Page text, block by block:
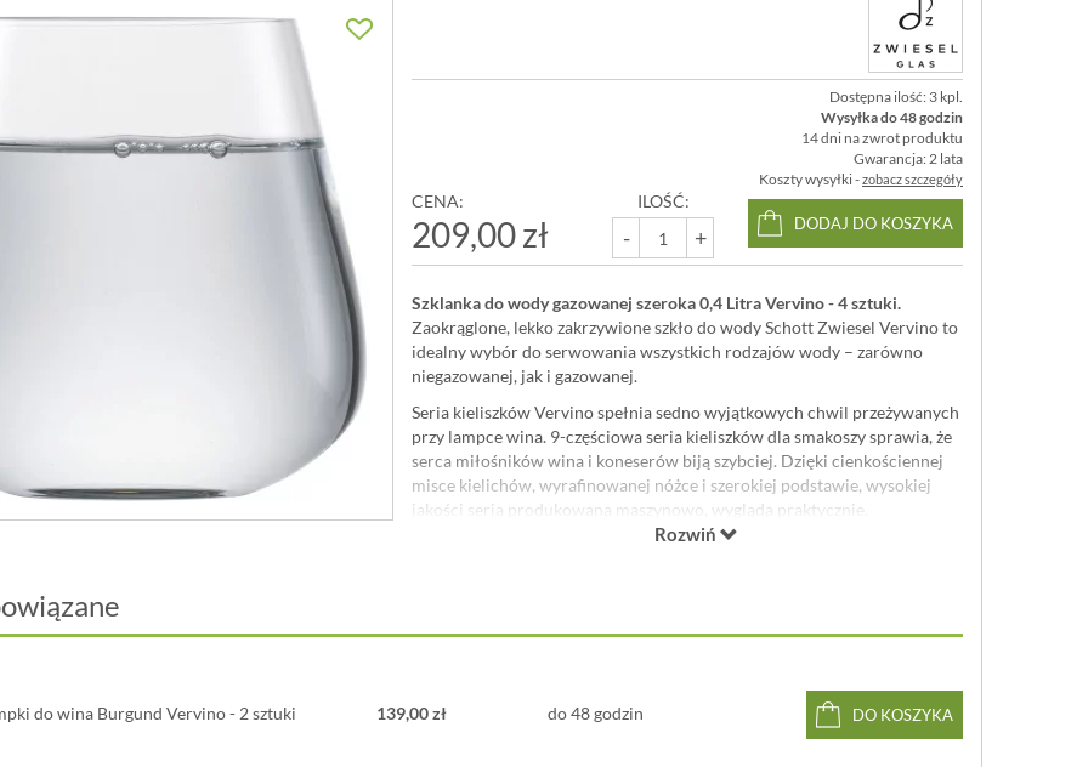
Dostępna ilość: 3 kpl.
Wysyłka do 48 godzin
14 dni na zwrot produktu
Gwarancja: 2 lata
Koszty wysyłki -zobacz szczegóły
CENA:
209,00 zł
ILOŚĆ:
- +
DODAJ DO KOSZYKA
Szklanka do wody gazowanej szeroka 0,4 Litra Vervino - 4 sztuki.
Zaokrąglone, lekko zakrzywione szkło do wody Schott Zwiesel Vervino to
idealny wybór do serwowania wszystkich rodzajów wody – zarówno
niegazowanej, jak i gazowanej.
Seria kieliszków Vervino spełnia sedno wyjątkowych chwil przeżywanych
przy lampce wina. 9-częściowa seria kieliszków dla smakoszy sprawia, że ​​
serca miłośników wina i koneserów biją szybciej. Dzięki cienkościennej
misce kielichów, wyrafinowanej nóżce i szerokiej podstawie, wysokiej
jakości seria produkowana maszynowo, wygląda praktycznie.
Opracowane z doświadczonymi sommelierami
Wysokość: 9 cm
Materiał: szkło kryształowe Tritan Protect wolne od związków
Rozwiń
do wina Burgund Vervino - 2 sztuki 139,00 zł do 48 godzin DO KOSZYKA